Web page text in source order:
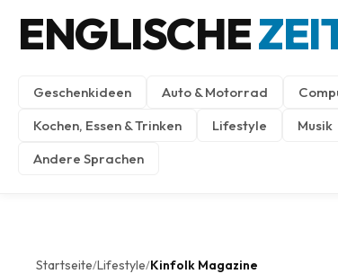
ENGLISCHE
Geschenkideen Auto & Motorrad
Kochen, Essen & Trinken
Lifestyle Musik
Andere Sprachen
Startseite/Lifestyle/Kinfolk Magazine